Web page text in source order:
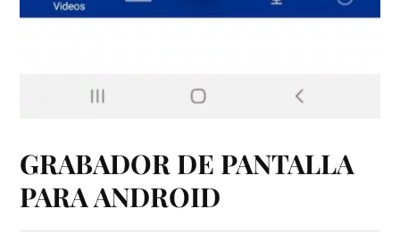
GRABADOR DE PANTALLA
PARA ANDROID